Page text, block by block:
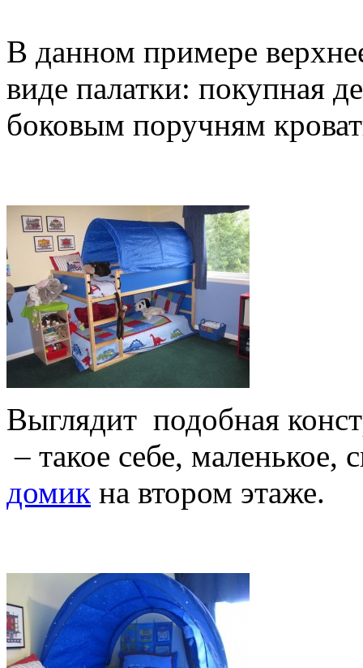
В данном примере
виде палатки: покупная
боковым поручням
Выглядит подобная
– такое себе, маленькое,
домик на втором этаже.